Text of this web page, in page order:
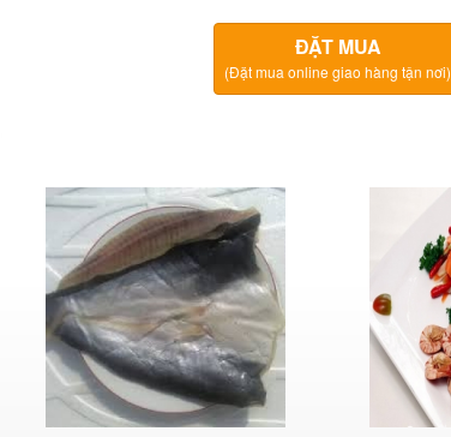
ĐẶT MUA
(Đặt mua online giao hàng tận nơi)